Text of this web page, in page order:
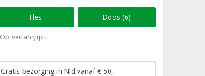
Fles Doos (6)
Op verlanglijst
Gratis bezorging in Nld vanaf € 50,-